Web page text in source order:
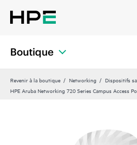
Boutique
Revenir à la boutique Networking Dispositifs
HPE Aruba Networking 720 Series Campus Access